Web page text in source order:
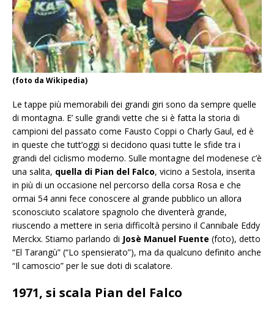
(foto da Wikipedia)
Le tappe più memorabili dei grandi giri sono da sempre quelle
di montagna. E’ sulle grandi vette che si è fatta la storia di
campioni del passato come Fausto Coppi o Charly Gaul, ed è
in queste che tutt’oggi si decidono quasi tutte le sfide tra i
grandi del ciclismo moderno. Sulle montagne del modenese c’è
una salita, quella di Pian del Falco, vicino a Sestola, inserita
in più di un occasione nel percorso della corsa Rosa e che
ormai 54 anni fece conoscere al grande pubblico un allora
sconosciuto scalatore spagnolo che diventerà grande,
riuscendo a mettere in seria difficoltà persino il Cannibale Eddy
Merckx. Stiamo parlando di Josè Manuel Fuente (foto), detto
“El Tarangù” (“Lo spensierato”), ma da qualcuno definito anche
“Il camoscio” per le sue doti di scalatore.
1971, si scala Pian del Falco